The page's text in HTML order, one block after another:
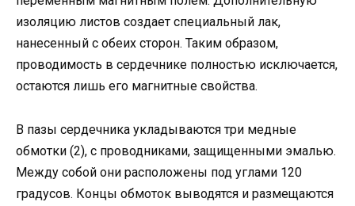
изоляцию листов создает специальный лак,
нанесенный с обеих сторон. Таким образом,
проводимость в сердечнике полностью исключается,
остаются лишь его магнитные свойства.
В пазы сердечника укладываются три медные
обмотки (2), с проводниками, защищенными эмалью.
Между собой они расположены под углами 120
градусов. Концы обмоток выводятся и размещаются